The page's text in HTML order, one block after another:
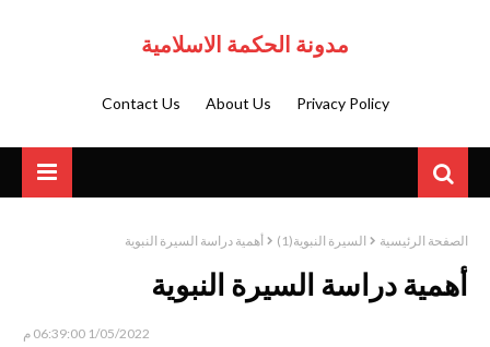
مدونة الحكمة الاسلامية
Privacy Policy
About Us
Contact Us
الصفحة الرئيسية السيرة النبوية(1) أهمية دراسة السيرة النبوية
أهمية دراسة السيرة النبوية
1/05/2022 06:39:00 م